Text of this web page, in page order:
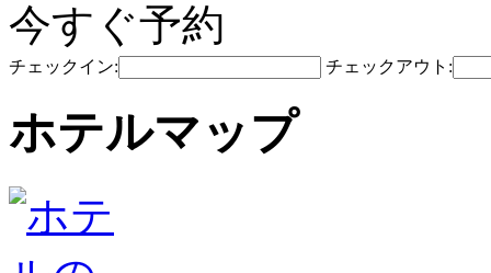
今すぐ予約
チェックイン: チェックアウト:
ホテルマップ